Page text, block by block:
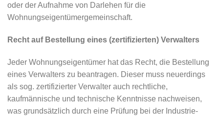
oder der Aufnahme von Darlehen für die
Wohnungseigentümergemeinschaft.
Recht auf Bestellung eines (zertifizierten) Verwalters
Jeder Wohnungseigentümer hat das Recht, die Bestellung
eines Verwalters zu beantragen. Dieser muss neuerdings
als sog. zertifizierter Verwalter auch rechtliche,
kaufmännische und technische Kenntnisse nachweisen,
was grundsätzlich durch eine Prüfung bei der Industrie-